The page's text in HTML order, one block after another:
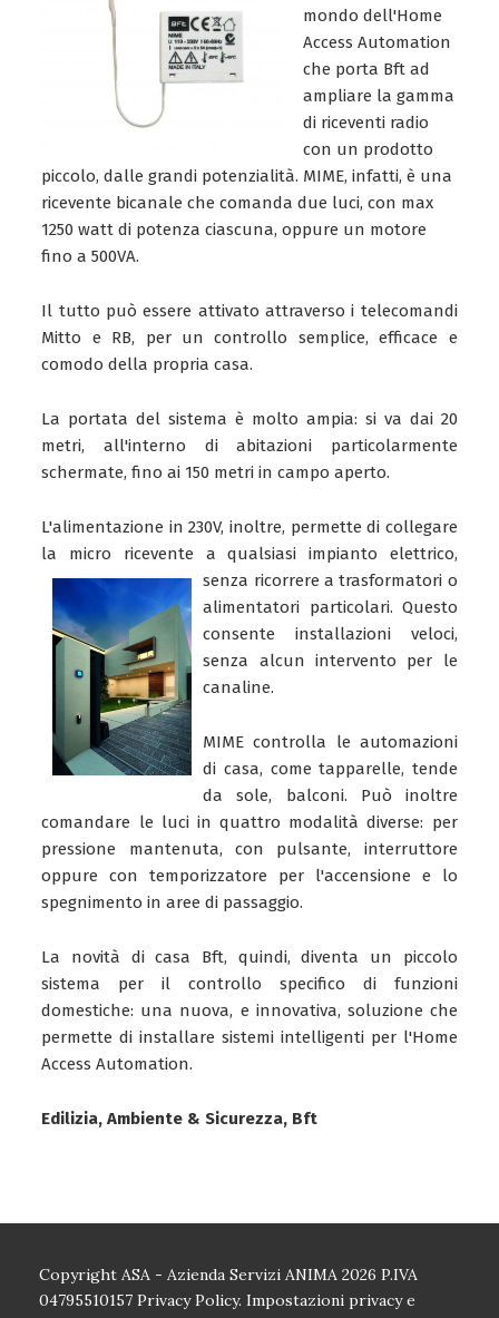
mondo dell'Home
Access Automation
che porta Bft ad
ampliare la gamma
di riceventi radio
con un prodotto
piccolo, dalle grandi potenzialità. MIME, infatti, è una
ricevente bicanale che comanda due luci, con max
1250 watt di potenza ciascuna, oppure un motore
fino a 500VA.
Il tutto può essere attivato attraverso i telecomandi
Mitto e RB, per un controllo semplice, efficace e
comodo della propria casa.
La portata del sistema è molto ampia: si va dai 20
metri, all'interno di abitazioni particolarmente
schermate, fino ai 150 metri in campo aperto.
L'alimentazione in 230V, inoltre, permette di collegare
la micro ricevente a qualsiasi impianto elettrico,
senza ricorrere a trasformatori o
alimentatori particolari. Questo
consente installazioni veloci,
senza alcun intervento per le
canaline.
MIME controlla le automazioni
di casa, come tapparelle, tende
da sole, balconi. Può inoltre
comandare le luci in quattro modalità diverse: per
pressione mantenuta, con pulsante, interruttore
oppure con temporizzatore per l'accensione e lo
spegnimento in aree di passaggio.
La novità di casa Bft, quindi, diventa un piccolo
sistema per il controllo specifico di funzioni
domestiche: una nuova, e innovativa, soluzione che
permette di installare sistemi intelligenti per l'Home
Access Automation.
Edilizia, Ambiente & Sicurezza, Bft
Copyright ASA - Azienda Servizi ANIMA 2026 P.IVA
04795510157 Privacy Policy. Impostazioni privacy e